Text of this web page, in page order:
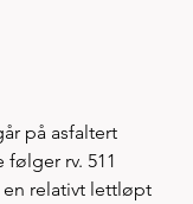
på asfaltert
rv. 511
en relativt lettløpt